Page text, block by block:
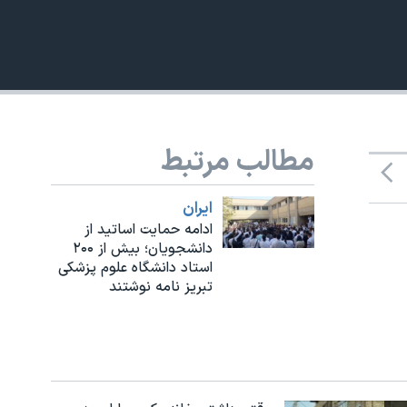
مطالب مرتبط
ايران
ادامه حمایت اساتید از
دانشجویان؛ بیش از ۲۰۰
استاد دانشگاه علوم پزشکی
تبریز نامه نوشتند